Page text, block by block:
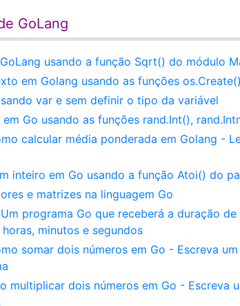
GoLang
usando a função Sqrt() do módulo
em Golang usando as funções
var e sem definir o tipo da variável
Go usando as funções rand.Int(),
calcular média ponderada em Golang -
inteiro em Go usando a função Atoi() do
e matrizes na linguagem Go
programa Go que receberá a duração
minutos e segundos
somar dois números em Go - Escreva
multiplicar dois números em Go - Escreva